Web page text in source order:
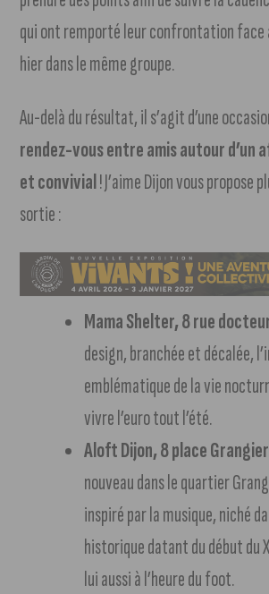
qui ont remporté leur confrontation face
hier dans le même groupe.
Au-delà du résultat, il s’agit d’une
rendez-vous entre amis autour
et convivial! J’aime Dijon vous propose
sortie :
Mama Shelter, 8 rue
design, branchée et décalée,
emblématique de la vie
vivre l’euro tout l’été.
Aloft Dijon, 8 place
nouveau dans le quartier
inspiré par la musique, niché
historique datant du début du
lui aussi à l’heure du foot.